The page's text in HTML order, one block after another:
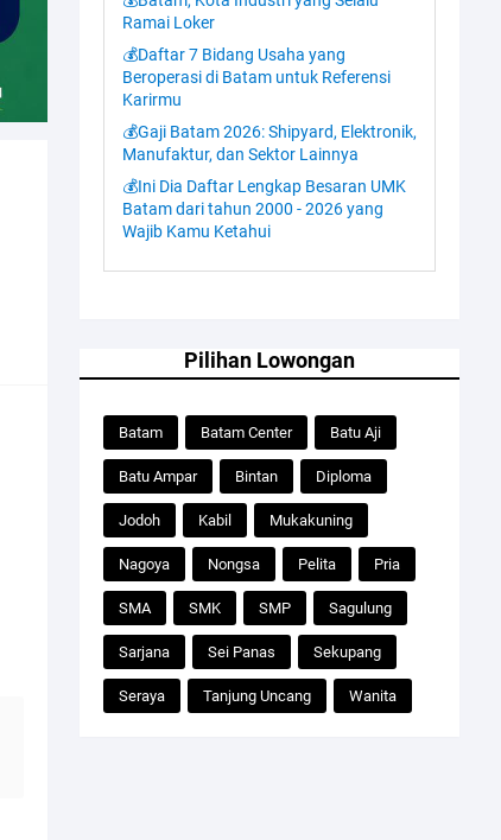
Ramai Loker
💰Daftar 7 Bidang Usaha yang
Beroperasi di Batam untuk Referensi
Karirmu
💰Gaji Batam 2026: Shipyard, Elektronik,
Manufaktur, dan Sektor Lainnya
💰Ini Dia Daftar Lengkap Besaran UMK
Batam dari tahun 2000 - 2026 yang
Wajib Kamu Ketahui
Pilihan Lowongan
Batam Batam Center Batu Aji
Batu Ampar Bintan Diploma
Jodoh Kabil Mukakuning
Nagoya Nongsa Pelita Pria
SMA SMK SMP Sagulung
Sarjana Sei Panas Sekupang
Seraya Tanjung Uncang Wanita